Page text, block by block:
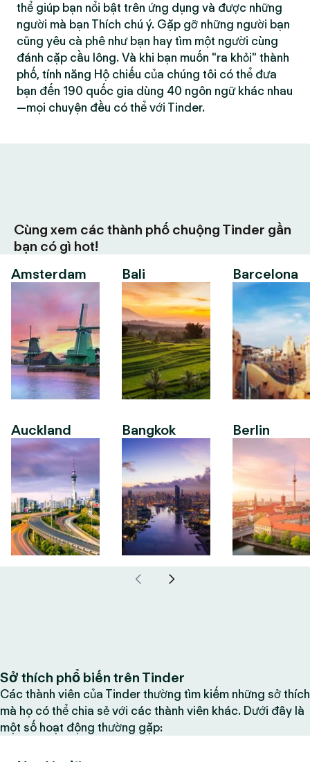
thể giúp bạn nổi bật trên ứng dụng và được những
người mà bạn Thích chú ý. Gặp gỡ những người bạn
cũng yêu cà phê như bạn hay tìm một người cùng
đánh cặp cầu lông. Và khi bạn muốn "ra khỏi" thành
phố, tính năng Hộ chiếu của chúng tôi có thể đưa
bạn đến 190 quốc gia dùng 40 ngôn ngữ khác nhau
—mọi chuyện đều có thể với Tinder.
Cùng xem các thành phố chuộng Tinder gần
bạn có gì hot!
Amsterdam
Auckland
Bali
Bangkok
Barcelona
Berlin
Sở thích phổ biến trên Tinder
Các thành viên của Tinder thường tìm kiếm những sở thích
mà họ có thể chia sẻ với các thành viên khác. Dưới đây là
một số hoạt động thường gặp: